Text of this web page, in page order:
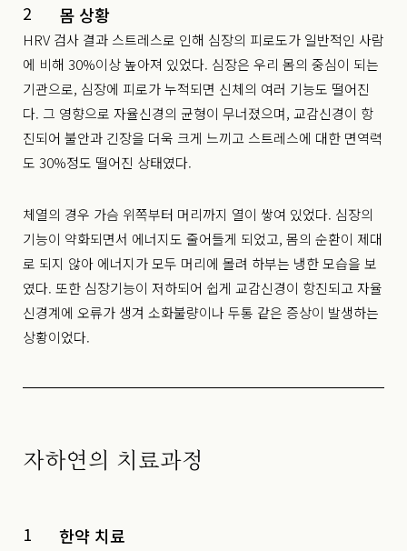
2 몸 상황
HRV 검사 결과 스트레스로 인해 심장의 피로도가 일반적인 사람
에 비해 30%이상 높아져 있었다. 심장은 우리 몸의 중심이 되는
기관으로, 심장에 피로가 누적되면 신체의 여러 기능도 떨어진
다. 그 영향으로 자율신경의 균형이 무너졌으며, 교감신경이 항
진되어 불안과 긴장을 더욱 크게 느끼고 스트레스에 대한 면역력
도 30%정도 떨어진 상태였다.
체열의 경우 가슴 위쪽부터 머리까지 열이 쌓여 있었다. 심장의
기능이 약화되면서 에너지도 줄어들게 되었고, 몸의 순환이 제대
로 되지 않아 에너지가 모두 머리에 몰려 하부는 냉한 모습을 보
였다. 또한 심장기능이 저하되어 쉽게 교감신경이 항진되고 자율
신경계에 오류가 생겨 소화불량이나 두통 같은 증상이 발생하는
상황이었다.
자하연의 치료과정
1 한약 치료